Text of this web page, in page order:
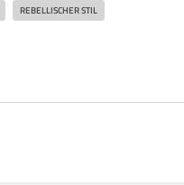
REBELLISCHER STIL